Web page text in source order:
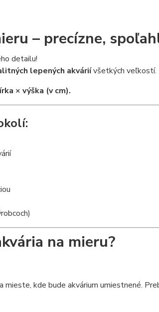
– precízne,
detailu!
lepených akváriívšetkých veľkostí.
× výška (v cm).
na mieru?
mieste, kde bude akvárium umiestnené.